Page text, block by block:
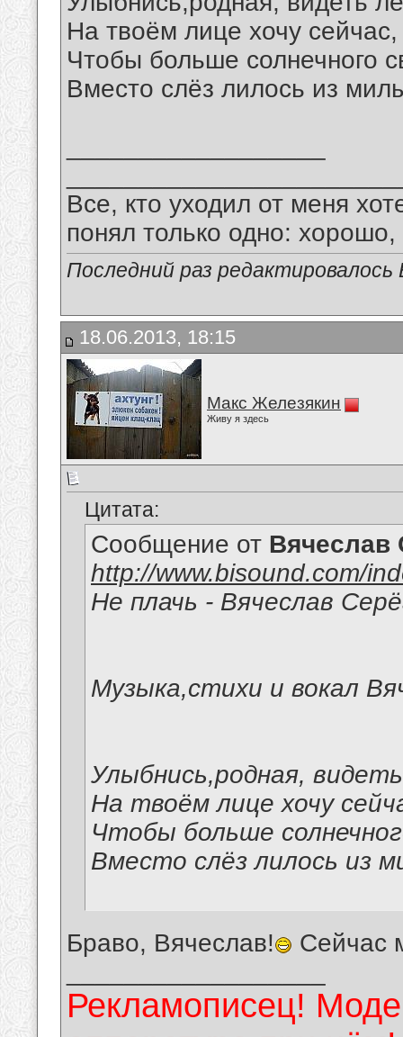
На твоём лице хочу сейчас,
Чтобы больше солнечного
Вместо слёз лилось из
Все, кто уходил от меня
понял только одно:
Последний раз
18.06.2013, 18:15
Макс Железякин
Живу я здесь
Цитата:
Сообщение от Вячеслав
http://www.bisound.com/
Не плачь - Вячеслав
Музыка,стихи и вокал
Улыбнись,родная,
На твоём лице хочу
Чтобы больше
Вместо слёз лилось из
Браво, Вячеслав!
Сейчас
Рекламописец!